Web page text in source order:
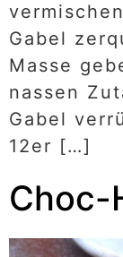
Gabel
Masse
nassen
Gabel
12er […]
Choc-